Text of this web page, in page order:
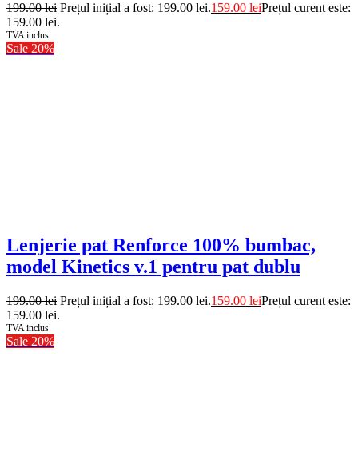
199.00lei Prețul inițial a fost: 199.00 lei.159.00 leiPrețul curent este:
159.00 lei.
TVA inclus
Sale 20%
Lenjerie pat Renforce 100% bumbac,
model Kinetics v.1 pentru pat dublu
199.00lei Prețul inițial a fost: 199.00 lei.159.00 leiPrețul curent este:
159.00 lei.
TVA inclus
Sale 20%